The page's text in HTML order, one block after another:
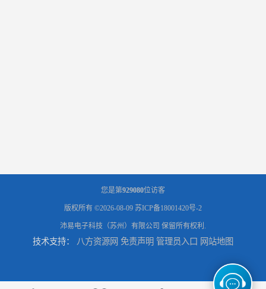
您是第929080位访客
版权所有 ©2026-08-09 苏ICP备18001420号-2
沛易电子科技（苏州）有限公司 保留所有权利.
技术支持： 八方资源网 免责声明 管理员入口 网站地图